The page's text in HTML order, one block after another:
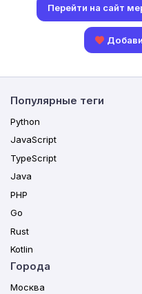
Перейти на сайт
Популярные теги
Python
JavaScript
TypeScript
Java
PHP
Go
Rust
Kotlin
Города
Москва